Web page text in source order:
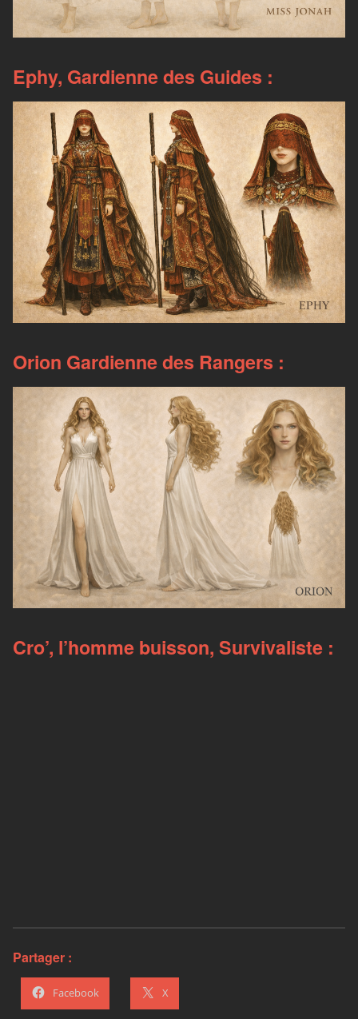
Ephy, Gardienne des Guides :
Orion Gardienne des Rangers :
Cro’, l’homme buisson, Survivaliste :
Partager :
Facebook X